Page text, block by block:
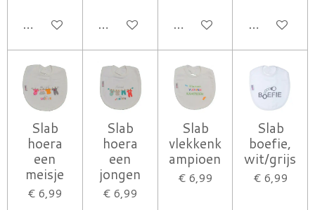
IN WINKELWAGENIN WINKELWAGENIN WINKELWAGEN
IN
Slab
hoera
een
meisje
€ 6,99
Slab
hoera
een
jongen
€ 6,99
Slab
vlekkenk
ampioen
€ 6,99
Slab
boefie,
wit/grijs
€ 6,99